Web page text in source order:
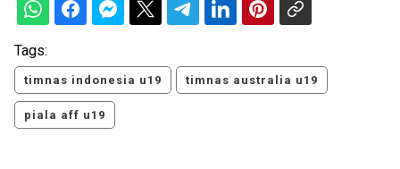
Tags:
timnas indonesia u19 timnas australia u19
piala aff u19